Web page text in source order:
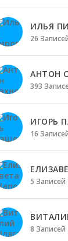
ИЛЬЯ
26
АНТОН
393
ИГОРЬ
16
5 Записей
8 Записей